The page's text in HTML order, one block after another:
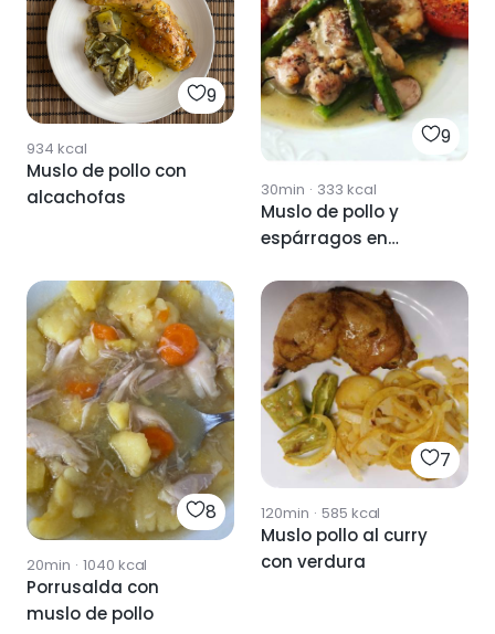
9
934 kcal
Muslo de pollo con
alcachofas
9
30min · 333 kcal
Muslo de pollo y
espárragos en
8
20min · 1040 kcal
Porrusalda con
muslo de pollo
7
120min · 585 kcal
Muslo pollo al curry
con verdura